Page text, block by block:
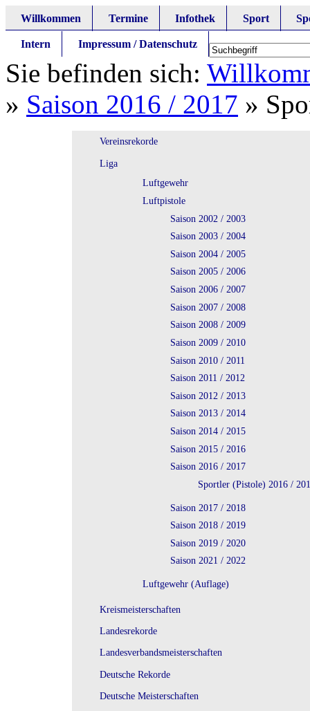
Willkommen Termine Infothek Sport
Intern Impressum / Datenschutz
Sie befinden sich:
» Saison 2016 / 2017 »
Vereinsrekorde
Liga
Luftgewehr
Luftpistole
Saison 2002 / 2003
Saison 2003 / 2004
Saison 2004 / 2005
Saison 2005 / 2006
Saison 2006 / 2007
Saison 2007 / 2008
Saison 2008 / 2009
Saison 2009 / 2010
Saison 2010 / 2011
Saison 2011 / 2012
Saison 2012 / 2013
Saison 2013 / 2014
Saison 2014 / 2015
Saison 2015 / 2016
Saison 2016 / 2017
Sportler (Pistole) 2016 /
Saison 2017 / 2018
Saison 2018 / 2019
Saison 2019 / 2020
Saison 2021 / 2022
Luftgewehr (Auflage)
Kreismeisterschaften
Landesrekorde
Landesverbandsmeisterschaften
Deutsche Rekorde
Deutsche Meisterschaften